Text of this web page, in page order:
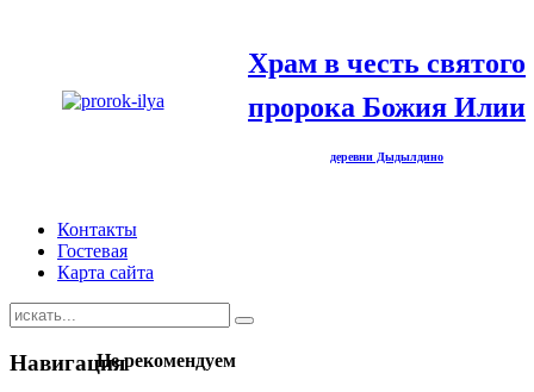
Храм в честь святого
пророка Божия Илии
деревни Дыдылдино
Контакты
Гостевая
Карта сайта
Не рекомендуем
Навигация